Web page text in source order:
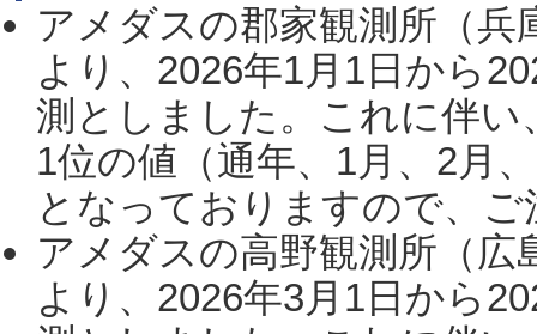
アメダスの郡家観測所（
より、2026年1月1日から
測としました。これに伴い
1位の値（通年、1月、2月
となっておりますので、
アメダスの高野観測所（
より、2026年3月1日から